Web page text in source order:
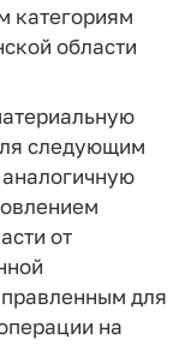
категориям
области
следующим
от
для
на